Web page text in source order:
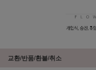
교환/반품/환불/취소